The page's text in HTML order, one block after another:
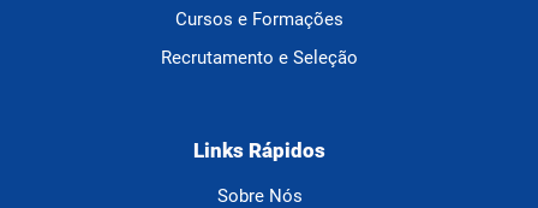
Cursos e Formações
Recrutamento e Seleção
Links Rápidos
Sobre Nós